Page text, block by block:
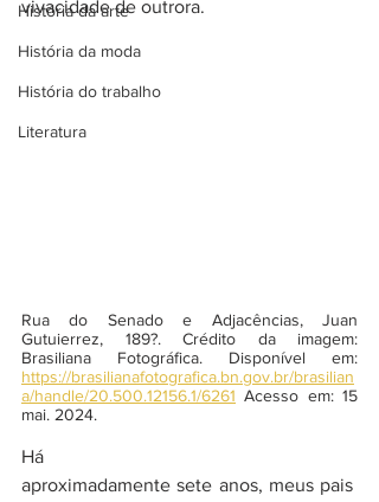
História da arte
História da moda
História do trabalho
Literatura
vivacidade de outrora.
Rua do Senado e Adjacências, Juan
Gutuierrez, 189?. Crédito da imagem:
https://brasilianafotografica.bn.gov.br/brasilian
a/handle/20.500.12156.1/6261 Acesso em: 15
mai. 2024.
Há
aproximadamente sete anos, meus pais